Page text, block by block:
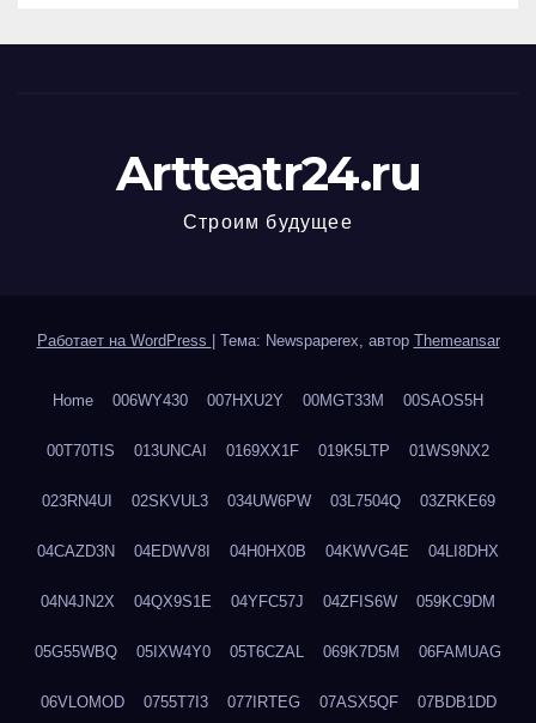
Artteatr24.ru
Строим будущее
Работает на WordPress Тема: Newspaperex, автор Themeansar
Home 006WY430 007HXU2Y 00MGT33M 00SAOS5H
00T70TIS 013UNCAI 0169XX1F 019K5LTP 01WS9NX2
023RN4UI 02SKVUL3 034UW6PW 03L7504Q 03ZRKE69
04CAZD3N 04EDWV8I 04H0HX0B 04KWVG4E 04LI8DHX
04N4JN2X 04QX9S1E 04YFC57J 04ZFIS6W 059KC9DM
05G55WBQ 05IXW4Y0 05T6CZAL 069K7D5M 06FAMUAG
06VLOMOD 0755T7I3 077IRTEG 07ASX5QF 07BDB1DD